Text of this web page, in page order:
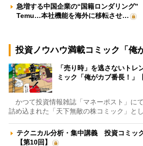
急増する中国企業の“国籍ロンダリング”
Temu…本社機能を海外に移転させ…
投資ノウハウ満載コミック「俺
「売り時」を逃さないト
ミック「俺がカブ番長！」
かつて投資情報雑誌「マネーポスト」に
詰め込まれた「天下無敵の株コミック」と
テクニカル分析・集中講義 投資コミッ
【第10回】